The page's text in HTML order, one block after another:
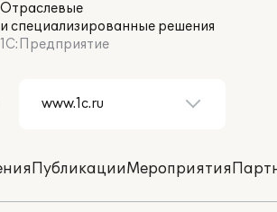
Отраслевые
и специализированные решения
1С:Предприятие
ПубликацииМероприятия